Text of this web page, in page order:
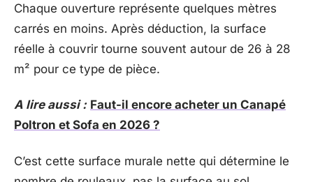
Chaque ouverture représente quelques mètres
carrés en moins. Après déduction, la surface
réelle à couvrir tourne souvent autour de 26 à 28
m² pour ce type de pièce.
A lire aussi : Faut-il encore acheter un Canapé
Poltron et Sofa en 2026 ?
C’est cette surface murale nette qui détermine le